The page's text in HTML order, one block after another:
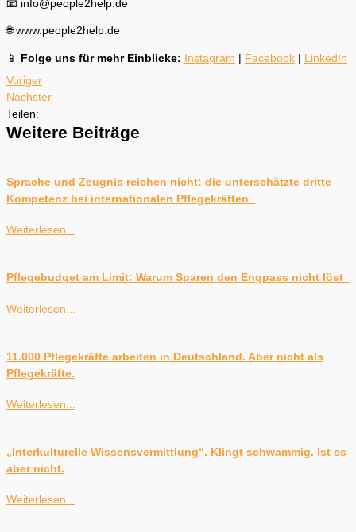
📧 info@people2help.de
🌐 www.people2help.de
📱 Folge uns für mehr Einblicke: Instagram Facebook
LinkedIn
Voriger
Nächster
Teilen:
Weitere Beiträge
Sprache und Zeugnis reichen nicht: die unterschätzte dritte
Kompetenz bei internationalen Pflegekräften
Weiterlesen...
Pflegebudget am Limit: Warum Sparen den Engpass nicht löst
Weiterlesen...
11.000 Pflegekräfte arbeiten in Deutschland. Aber nicht als
Pflegekräfte.
Weiterlesen...
„Interkulturelle Wissensvermittlung“. Klingt schwammig. Ist es
aber nicht.
Weiterlesen...